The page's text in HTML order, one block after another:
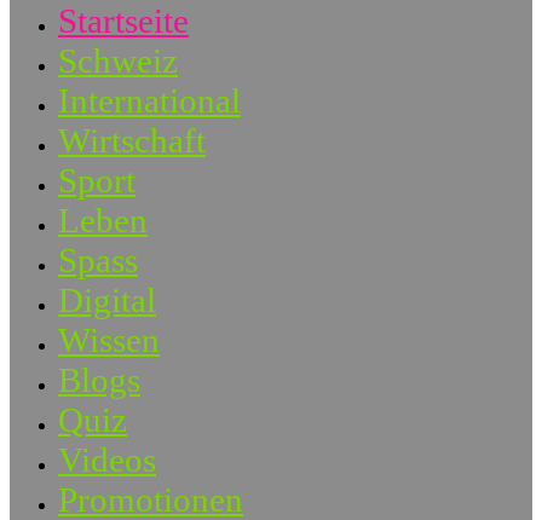
Startseite
Schweiz
International
Wirtschaft
Sport
Leben
Spass
Digital
Wissen
Blogs
Quiz
Videos
Promotionen